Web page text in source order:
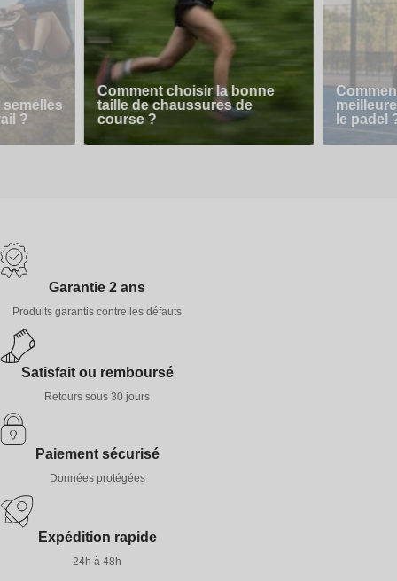
?
Comment choisir la bonne
taille de chaussures de
course ?
le padel
Garantie 2 ans
Produits garantis contre les défauts
Satisfait ou remboursé
Retours sous 30 jours
Paiement sécurisé
Données protégées
Expédition rapide
24h à 48h